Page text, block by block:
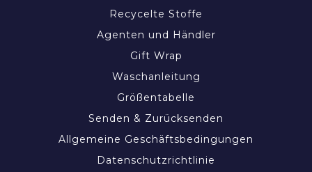
Recycelte Stoffe
Agenten und Händler
Gift Wrap
Waschanleitung
Größentabelle
Senden & Zurücksenden
Allgemeine Geschäftsbedingungen
Datenschutzrichtlinie